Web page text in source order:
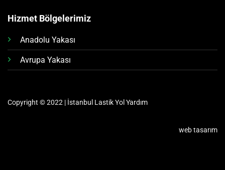
Hizmet Bölgelerimiz
Anadolu Yakası
Avrupa Yakası
Copyright © 2022 | İstanbul Lastik Yol Yardım
web tasarım